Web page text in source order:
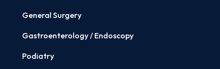
General Surgery
Gastroenterology / Endoscopy
Podiatry